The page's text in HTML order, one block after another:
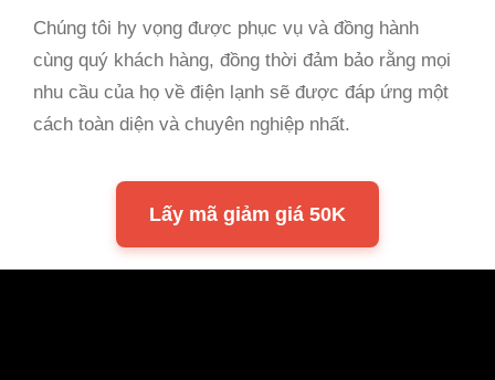
Chúng tôi hy vọng được phục vụ và đồng hành
cùng quý khách hàng, đồng thời đảm bảo rằng mọi
nhu cầu của họ về điện lạnh sẽ được đáp ứng một
cách toàn diện và chuyên nghiệp nhất.
Lấy mã giảm giá 50K